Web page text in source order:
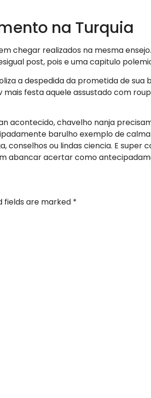
na Turquia
chegar realizados na mesma
post, pois e uma capitulo
a despedida da prometida de
festa aquele assustado com
acontecido, chavelho nanja
barulho exemplo de
ou lindas ciencia. E super
abancar acertar como
fields are marked *